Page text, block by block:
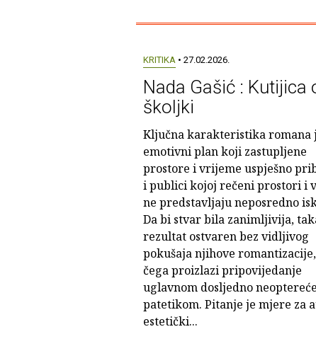
KRITIKA• 27.02.2026.
Nada Gašić : Kutijica
školjki
Ključna karakteristika romana
emotivni plan koji zastupljene
prostore i vrijeme uspješno
i publici kojoj rečeni prostori i
ne predstavljaju neposredno
Da bi stvar bila zanimljivija,
rezultat ostvaren bez vidljivog
pokušaja njihove
čega proizlazi pripovijedanje
uglavnom dosljedno
patetikom. Pitanje je mjere za
estetički...